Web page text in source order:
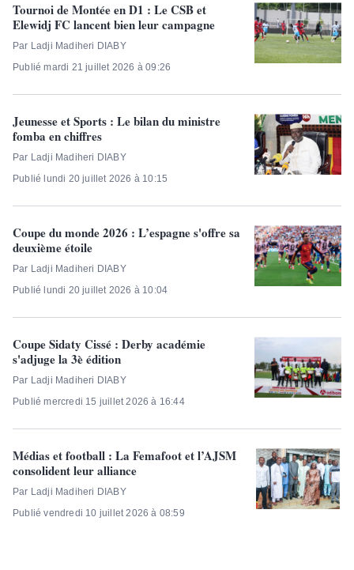
Tournoi de Montée en D1 : Le CSB et
Elewidj FC lancent bien leur campagne
Par Ladji Madiheri DIABY
Publié mardi 21 juillet 2026 à 09:26
Jeunesse et Sports : Le bilan du ministre
fomba en chiffres
Par Ladji Madiheri DIABY
Publié lundi 20 juillet 2026 à 10:15
Coupe du monde 2026 : L’espagne s'offre sa
deuxième étoile
Par Ladji Madiheri DIABY
Publié lundi 20 juillet 2026 à 10:04
Coupe Sidaty Cissé : Derby académie
s'adjuge la 3è édition
Par Ladji Madiheri DIABY
Publié mercredi 15 juillet 2026 à 16:44
Médias et football : La Femafoot et l’AJSM
consolident leur alliance
Par Ladji Madiheri DIABY
Publié vendredi 10 juillet 2026 à 08:59